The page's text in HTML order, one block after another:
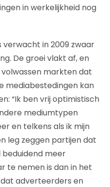
in werkelijkheid nog
in 2009 zwaar
De groei vlakt af, en
markten dat
mediabestedingen kan
“Ik ben vrij optimistisch
mediumtypen
en telkens als ik mijn
leg zeggen partijen dat
meer
te nemen is dan in het
adverteerders en